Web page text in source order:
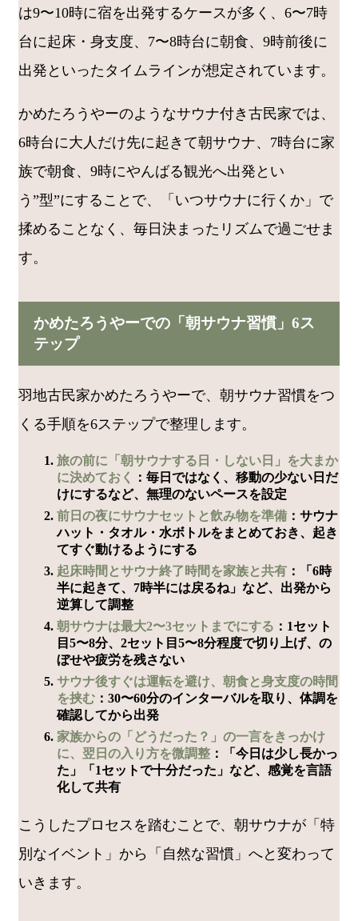
は9〜10時に宿を出発するケースが多く、6〜7時
台に起床・身支度、7〜8時台に朝食、9時前後に
出発といったタイムラインが想定されています。
かめたろうやーのようなサウナ付き古民家では、
6時台に大人だけ先に起きて朝サウナ、7時台に家
族で朝食、9時にやんばる観光へ出発とい
う”型”にすることで、「いつサウナに行くか」で
揉めることなく、毎日決まったリズムで過ごせま
す。
かめたろうやーでの「朝サウナ習慣」6ス
テップ
羽地古民家かめたろうやーで、朝サウナ習慣をつ
くる手順を6ステップで整理します。
旅の前に「朝サウナする日・しない日」を大まか
に決めておく
：毎日ではなく、移動の少ない日だ
けにするなど、無理のないペースを設定
前日の夜にサウナセットと飲み物を準備 ：サウナ
ハット・タオル・水ボトルをまとめておき、起き
てすぐ動けるようにする
起床時間とサウナ終了時間を家族と共有 ：「6時
半に起きて、7時半には戻るね」など、出発から
逆算して調整
朝サウナは最大2〜3セットまでにする ：1セット
目5〜8分、2セット目5〜8分程度で切り上げ、の
ぼせや疲労を残さない
サウナ後すぐは運転を避け、朝食と身支度の時間
を挟む ：30〜60分のインターバルを取り、体調を
確認してから出発
家族からの「どうだった？」の一言をきっかけ
に、翌日の入り方を微調整 ：「今日は少し長かっ
た」「1セットで十分だった」など、感覚を言語
化して共有
こうしたプロセスを踏むことで、朝サウナが「特
別なイベント」から「自然な習慣」へと変わって
いきます。